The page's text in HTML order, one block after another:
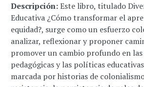
Descripción:Este libro, titulado
Educativa ¿Cómo transformar el
equidad?, surge como un esfuerzo
analizar, reflexionar y proponer
promover un cambio profundo en
pedagógicas y las políticas
marcada por historias de